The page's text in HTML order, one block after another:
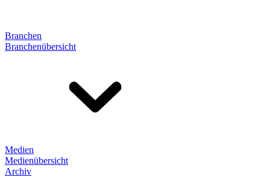
Branchen
Branchenübersicht
Medien
Medienübersicht
Archiv